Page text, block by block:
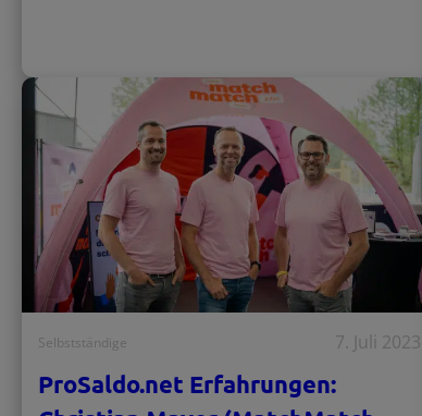
Selbstständige 7. Juli 2023
ProSaldo.net Erfahrungen: